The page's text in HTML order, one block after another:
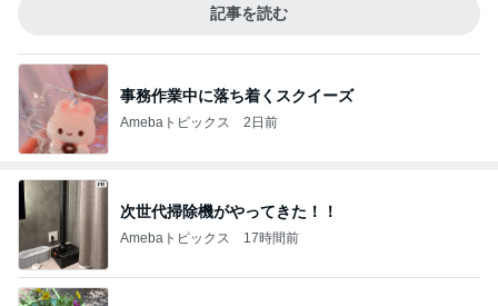
記事を読む
事務作業中に落ち着くスクイーズ
Amebaトピックス 2日前
次世代掃除機がやってきた！！
Amebaトピックス 17時間前